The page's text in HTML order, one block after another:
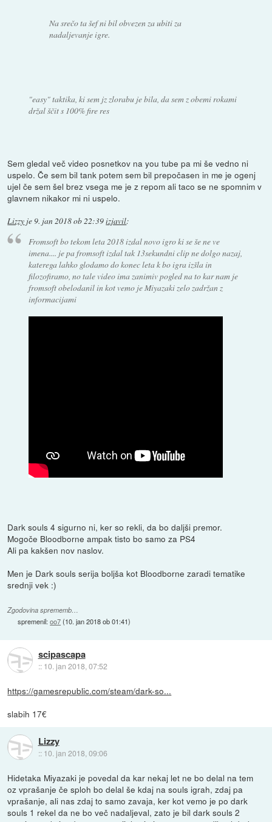
Na srečo ta šef ni bil obvezen za ubiti za
nadaljevanje igre.
"easy" taktika, ki sem jz zlorabu je bila, da sem z obemi rokami
držal ščit s 100% fire res
Sem gledal več video posnetkov na you tube pa mi še vedno ni
uspelo. Če sem bil tank potem sem bil prepočasen in me je ogenj
ujel če sem šel brez vsega me je z repom ali taco se ne spomnim v
glavnem nikakor mi ni uspelo.
Lizzy je9. jan 2018 ob 22:39izjavil:
Fromsoft bo tekom leta 2018 izdal novo igro ki se še ne ve
imena.... je pa fromsoft izdal tak 13sekundni clip ne dolgo nazaj,
katerega lahko glodamo do konec leta k bo igra izšla in
filozofiramo, no tale video ima zanimiv pogled na to kar nam je
fromsoft obelodanil in kot vemo je Miyazaki zelo zadržan z
informacijami
Dark souls 4 sigurno ni, ker so rekli, da bo daljši premor.
Mogoče Bloodborne ampak tisto bo samo za PS4
Ali pa kakšen nov naslov.
Men je Dark souls serija boljša kot Bloodborne zaradi tematike
srednji vek :)
Zgodovina sprememb…
spremenil:oo7(10. jan 2018 ob 01:41)
scipascapa
:: 10. jan 2018, 07:52
https://gamesrepublic.com/steam/dark-so...
slabih 17€
Lizzy
:: 10. jan 2018, 09:06
Hidetaka Miyazaki je povedal da kar nekaj let ne bo delal na tem
oz vprašanje če sploh bo delal še kdaj na souls igrah, zdaj pa
vprašanje, ali nas zdaj to samo zavaja, ker kot vemo je po dark
souls 1 rekel da ne bo več nadaljeval, zato je bil dark souls 2